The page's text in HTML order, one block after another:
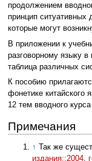
продолжением
принцип ситуативных
которые могут
В приложении к
разговорному языку
таблица различных
К пособию
фонетике китайского
12 тем вводного курса
Примечания
↑ Так же
издания::2004 ,